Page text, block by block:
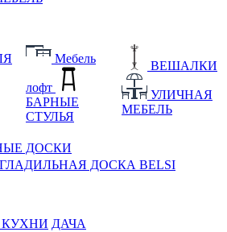
Мебель
лофт
БАРНЫЕ
СТУЛЬЯ
ВЕШАЛКИ
УЛИЧНАЯ
МЕБЕЛЬ
ДОСКИ
ДОСКА BELSI
ДАЧА